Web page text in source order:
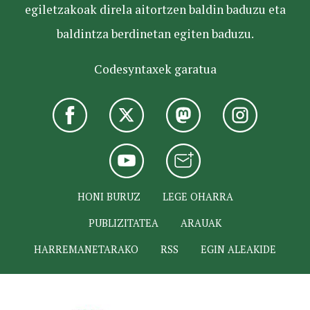
egiletzakoak direla aitortzen baldin baduzu eta
baldintza berdinetan egiten baduzu.
Codesyntaxek garatua
HONI BURUZ
LEGE OHARRA
PUBLIZITATEA
ARAUAK
HARREMANETARAKO
RSS EGIN ALEAKIDE